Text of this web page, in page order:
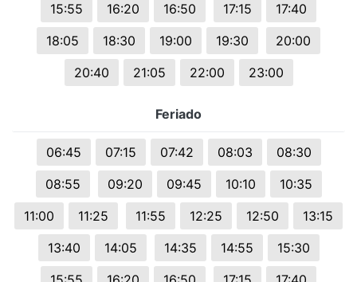
15:55
16:20 16:50 17:15
17:40
18:05
18:30 19:00 19:30
20:00
20:40
21:05 22:00 23:00
Feriado
06:45 07:15 07:42 08:03
08:30
08:55
09:20 09:45 10:10
10:35
11:00
11:25 11:55 12:25 12:50
13:15
13:40
14:05 14:35 14:55
15:30